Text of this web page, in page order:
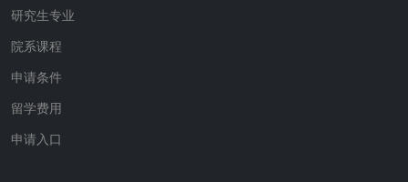
研究生专业
院系课程
申请条件
留学费用
申请入口